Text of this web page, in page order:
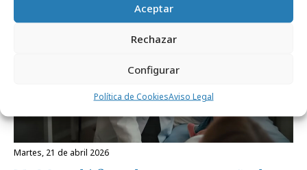
Aceptar
Rechazar
Configurar
Política de CookiesAviso Legal
martes, 21 de abril 2026